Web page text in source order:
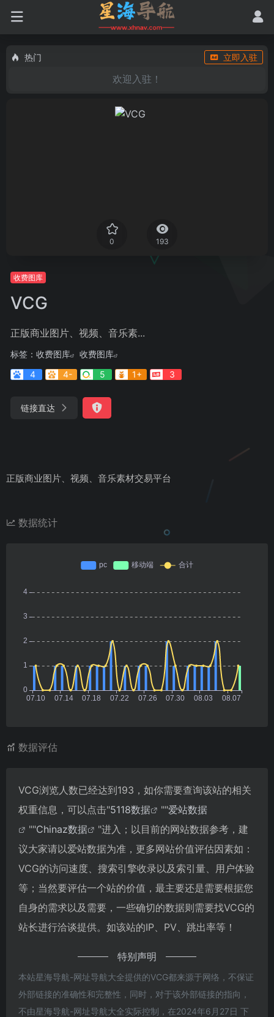
热门 立即入驻
欢迎入驻！
0 193
收费图库
VCG
正版商业图片、视频、音乐素...
标签： 收费图库
收费图库
4
4- 5 1+ 3
链接直达
正版商业图片、视频、音乐素材交易平台
数据统计
数据评估
VCG浏览人数已经达到193，如你需要查询该站的相关
权重信息，可以点击"5118数据 ""爱站数据
""Chinaz数据
"进入；以目前的网站数据参考，建
议大家请以爱站数据为准，更多网站价值评估因素如：
VCG的访问速度、搜索引擎收录以及索引量、用户体验
等；当然要评估一个站的价值，最主要还是需要根据您
自身的需求以及需要，一些确切的数据则需要找VCG的
站长进行洽谈提供。如该站的IP、PV、跳出率等！
特别声明
本站星海导航-网址导航大全提供的VCG都来源于网络，不保证
外部链接的准确性和完整性，同时，对于该外部链接的指向，
不由星海导航-网址导航大全实际控制，在2024年6月27日 下